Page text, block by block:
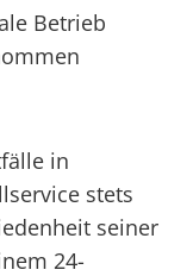
Betrieb
in
stets
seiner
24-